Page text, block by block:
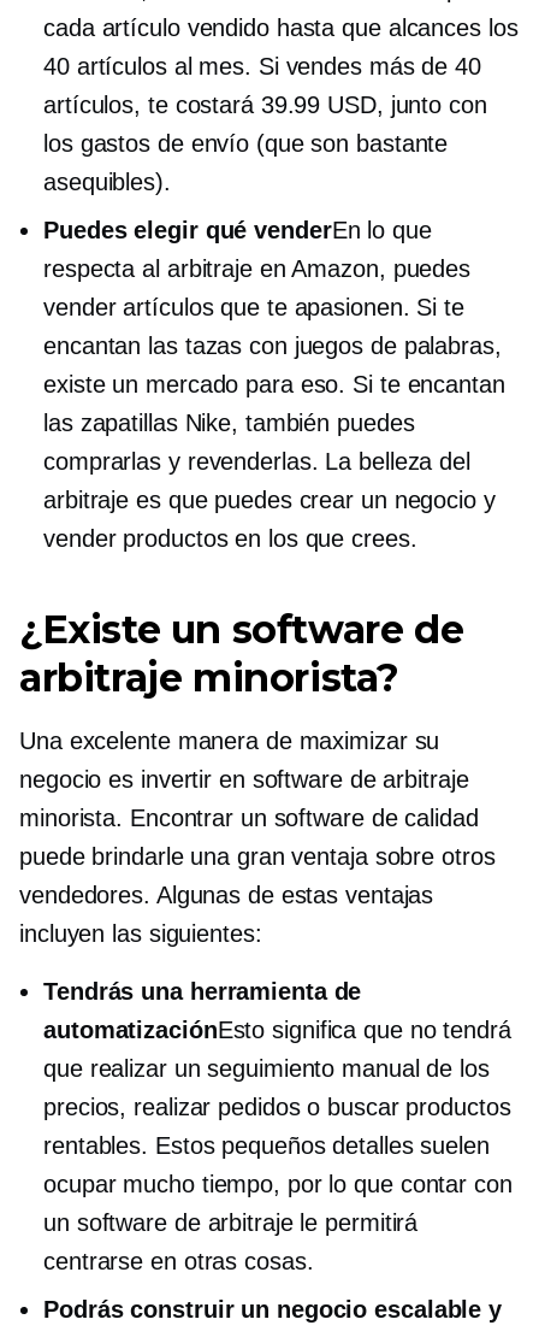
cada artículo vendido hasta que alcances los
40 artículos al mes. Si vendes más de 40
artículos, te costará 39.99 USD, junto con
los gastos de envío (que son bastante
asequibles).
Puedes elegir qué venderEn lo que
respecta al arbitraje en Amazon, puedes
vender artículos que te apasionen. Si te
encantan las tazas con juegos de palabras,
existe un mercado para eso. Si te encantan
las zapatillas Nike, también puedes
comprarlas y revenderlas. La belleza del
arbitraje es que puedes crear un negocio y
vender productos en los que crees.
¿Existe un software de
arbitraje minorista?
Una excelente manera de maximizar su
negocio es invertir en software de arbitraje
minorista. Encontrar un software de calidad
puede brindarle una gran ventaja sobre otros
vendedores. Algunas de estas ventajas
incluyen las siguientes:
Tendrás una herramienta de
automatizaciónEsto significa que no tendrá
que realizar un seguimiento manual de los
precios, realizar pedidos o buscar productos
rentables. Estos pequeños detalles suelen
ocupar mucho tiempo, por lo que contar con
un software de arbitraje le permitirá
centrarse en otras cosas.
Podrás construir un negocio escalable y